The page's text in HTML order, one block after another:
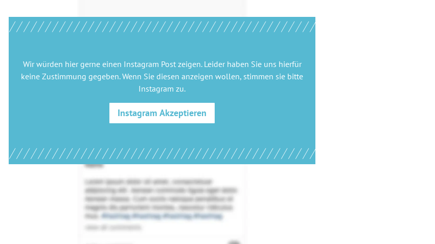
Wir würden hier gerne einen Instagram Postzeigen. Leider haben Sie uns hierfür
keine Zustimmung gegeben. Wenn Sie diesen anzeigen wollen, stimmen sie bitte
Instagram zu.
Instagram Akzeptieren